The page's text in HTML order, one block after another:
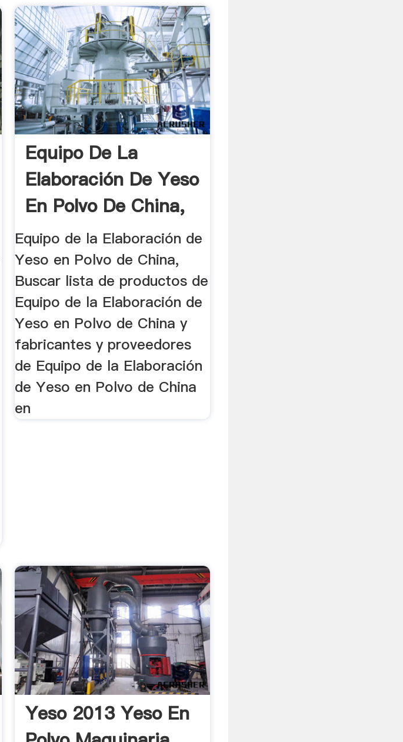
Equipo De La
Elaboración De Yeso
En Polvo De China,
Lista ...
Equipo de la Elaboración de
Yeso en Polvo de China,
Buscar lista de productos de
Equipo de la Elaboración de
Yeso en Polvo de China y
fabricantes y proveedores
de Equipo de la Elaboración
de Yeso en Polvo de China
en
Yeso 2013 Yeso En